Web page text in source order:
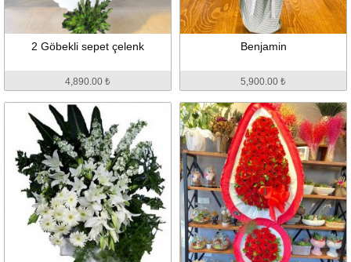
2 Göbekli sepet çelenk
4,890.00 ₺
Benjamin
5,900.00 ₺